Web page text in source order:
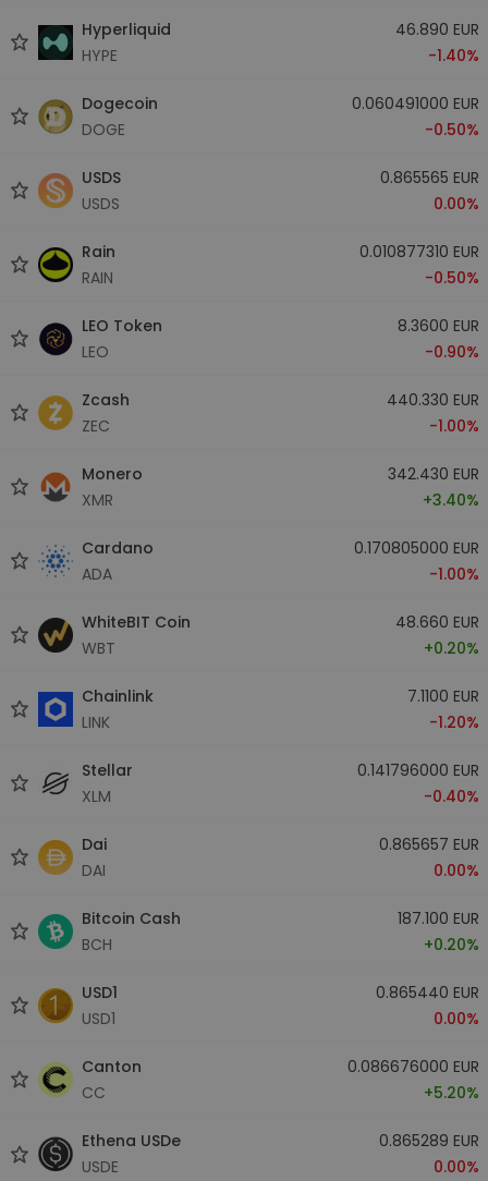
Hyperliquid
HYPE
46.890 EUR
-1.40%
Dogecoin
DOGE
0.060491000 EUR
-0.50%
USDS
USDS
0.865565 EUR
0.00%
Rain
RAIN
0.010877310 EUR
-0.50%
LEO Token
LEO
8.3600 EUR
-0.90%
Zcash
ZEC
440.330 EUR
-1.00%
Monero
XMR
342.430 EUR
+3.40%
Cardano
ADA
0.170805000 EUR
-1.00%
WhiteBIT Coin
WBT
48.660 EUR
+0.20%
Chainlink
LINK
7.1100 EUR
-1.20%
Stellar
XLM
0.141796000 EUR
-0.40%
Dai
DAI
0.865657 EUR
0.00%
Bitcoin Cash
BCH
187.100 EUR
+0.20%
USD1
USD1
0.865440 EUR
0.00%
Canton
CC
0.086676000 EUR
+5.20%
Ethena USDe
USDE
0.865289 EUR
0.00%